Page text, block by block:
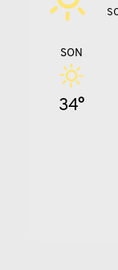
SON
34°